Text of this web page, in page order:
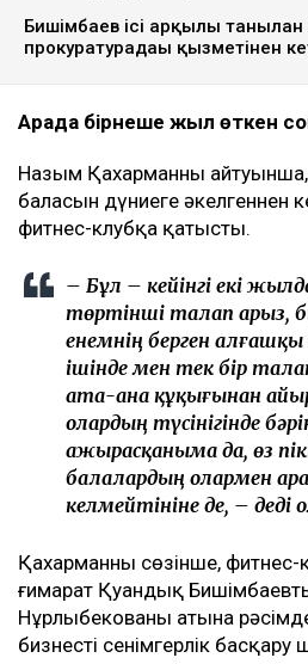
Бишімбаев ісі арқылы
прокуратурадағы қызметінен
Арада бірнеше жыл өткен
Назым Қахарманның айтуынша,
баласын дүниеге әкелгеннен
фитнес-клубқа қатысты.
– Бұл – кейінгі екі
төртінші талап арыз,
енемнің берген
ішінде мен тек бір
ата-ана құқығынан
олардың түсінігінде
ажырасқаныма да, өз
балалардың олармен
келмейтініне де, – деді
Қахарманның сөзінше, фитнес-
ғимарат Қуандық
Нұрлыбекованың атына
бизнесті сенімгерлік басқару